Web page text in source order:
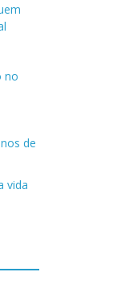
no
de
vida